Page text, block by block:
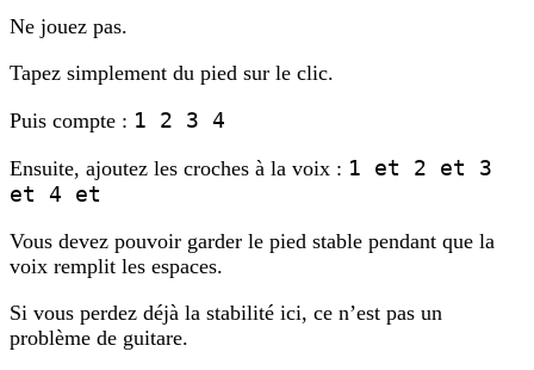
Ne jouez pas.
Tapez simplement du pied sur le clic.
Puis compte : 1 2 3 4
Ensuite, ajoutez les croches à la voix : 1 et 2 et 3
et 4 et
Vous devez pouvoir garder le pied stable pendant que la
voix remplit les espaces.
Si vous perdez déjà la stabilité ici, ce n’est pas un
problème de guitare.